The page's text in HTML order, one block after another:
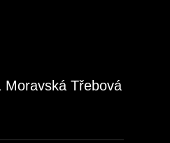
Moravská Třebová